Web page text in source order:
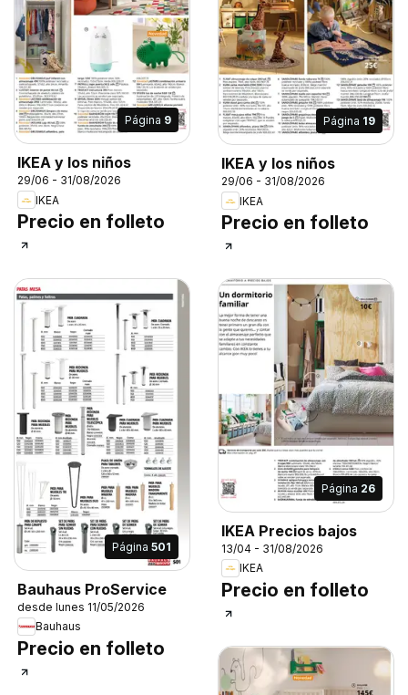
Página 9
IKEA y los niños
29/06 - 31/08/2026
IKEA
Precio en folleto
Página 19
IKEA y los niños
29/06 - 31/08/2026
IKEA
Precio en folleto
Página 501
Bauhaus ProService
desde lunes 11/05/2026
Bauhaus
Precio en folleto
Página 26
IKEA Precios bajos
13/04 - 31/08/2026
IKEA
Precio en folleto